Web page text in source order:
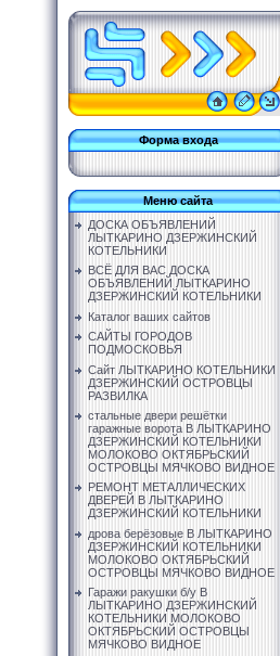
Форма входа
Меню сайта
ДОСКА ОБЪЯВЛЕНИЙ
ЛЫТКАРИНО ДЗЕРЖИНСКИЙ
КОТЕЛЬНИКИ
ВСЁ ДЛЯ ВАС ДОСКА
ОБЪЯВЛЕНИЙ ЛЫТКАРИНО
ДЗЕРЖИНСКИЙ КОТЕЛЬНИКИ
Каталог ваших сайтов
САЙТЫ ГОРОДОВ
ПОДМОСКОВЬЯ
Сайт ЛЫТКАРИНО КОТЕЛЬНИКИ
ДЗЕРЖИНСКИЙ ОСТРОВЦЫ
РАЗВИЛКА
стальные двери решётки
гаражные ворота В ЛЫТКАРИНО
ДЗЕРЖИНСКИЙ КОТЕЛЬНИКИ
МОЛОКОВО ОКТЯБРЬСКИЙ
ОСТРОВЦЫ МЯЧКОВО ВИДНОЕ
РЕМОНТ МЕТАЛЛИЧЕСКИХ
ДВЕРЕЙ В ЛЫТКАРИНО
ДЗЕРЖИНСКИЙ КОТЕЛЬНИКИ
дрова берёзовые В ЛЫТКАРИНО
ДЗЕРЖИНСКИЙ КОТЕЛЬНИКИ
МОЛОКОВО ОКТЯБРЬСКИЙ
ОСТРОВЦЫ МЯЧКОВО ВИДНОЕ
Гаражи ракушки б/у В
ЛЫТКАРИНО ДЗЕРЖИНСКИЙ
КОТЕЛЬНИКИ МОЛОКОВО
ОКТЯБРЬСКИЙ ОСТРОВЦЫ
МЯЧКОВО ВИДНОЕ